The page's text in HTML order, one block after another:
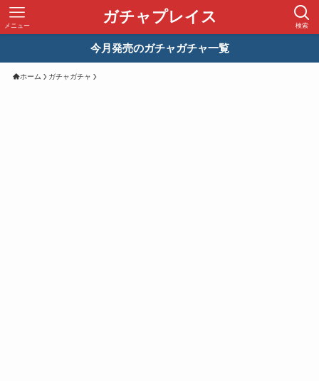
ガチャプレイス 検索
メニュー
今月発売のガチャガチャ一覧
ホーム ガチャガチャ